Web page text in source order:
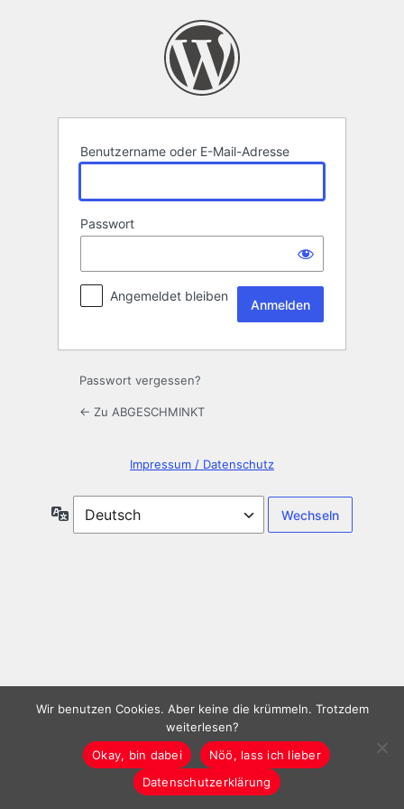
Benutzername oder E-Mail-Adresse
Passwort
Angemeldet bleiben
Passwort vergessen?
← Zu ABGESCHMINKT
Impressum / Datenschutz
Sprache
Wir benutzen Cookies. Aber keine die krümmeln. Trotzdem
weiterlesen?
Okay, bin dabei
Nöö, lass ich lieber
Datenschutzerklärung